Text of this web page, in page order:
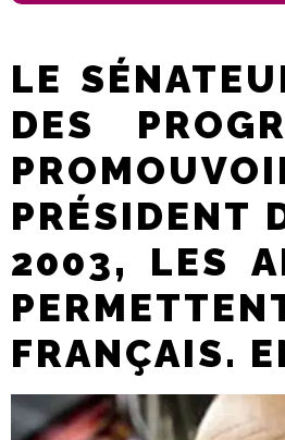
LE
DES
PRÉSIDENT
2003, LES
FRANÇAIS.